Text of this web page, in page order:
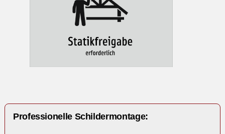
Professionelle Schildermontage: